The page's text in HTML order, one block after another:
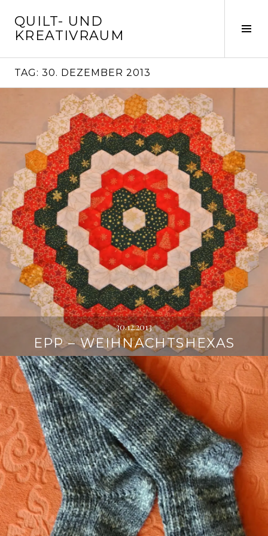
zum
Inhalt
QUILT- UND
KREATIVRAUM
TAG: 30. DEZEMBER 2013
30.12.2013
EPP – WEIHNACHTSHEXAS